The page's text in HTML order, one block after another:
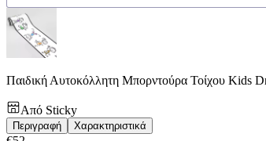
Παιδική Αυτοκόλλητη Μπορντούρα Τοίχου Kids
Από Sticky
Περιγραφή Χαρακτηριστικά